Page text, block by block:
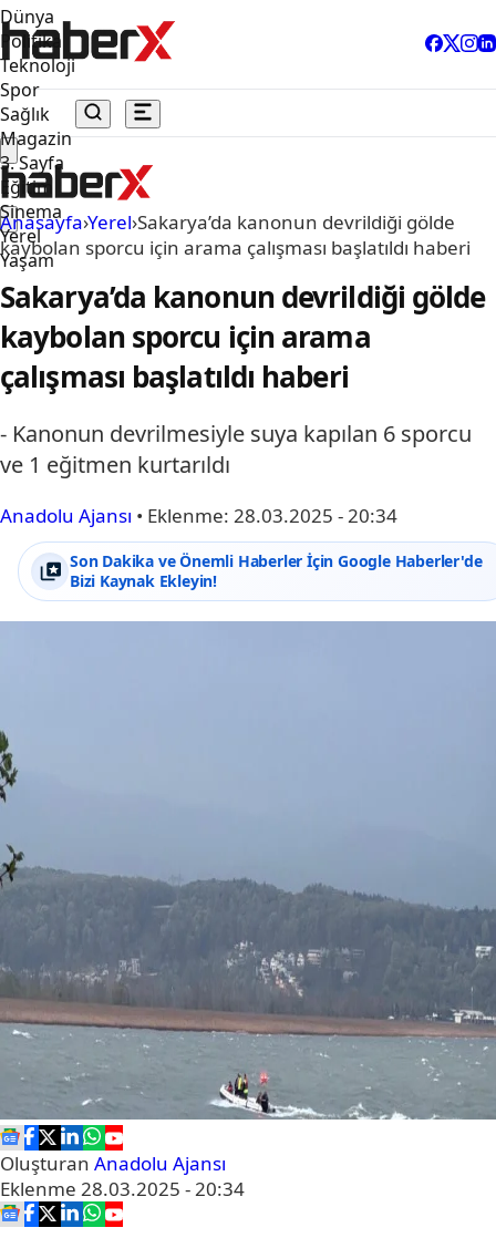
Dünya
Politika
Teknoloji
Spor
Sağlık
Magazin
3. Sayfa
Eğitim
Sinema
Yerel
Yaşam
Anasayfa›Yerel›Sakarya’da kanonun devrildiği gölde
kaybolan sporcu için arama çalışması başlatıldı haberi
Sakarya’da kanonun devrildiği gölde
kaybolan sporcu için arama
çalışması başlatıldı haberi
- Kanonun devrilmesiyle suya kapılan 6 sporcu
ve 1 eğitmen kurtarıldı
Anadolu Ajansı • Eklenme: 28.03.2025 - 20:34
Son Dakika ve Önemli Haberler İçin Google Haberler'de
Bizi Kaynak Ekleyin!
Oluşturan Anadolu Ajansı
Eklenme 28.03.2025 - 20:34